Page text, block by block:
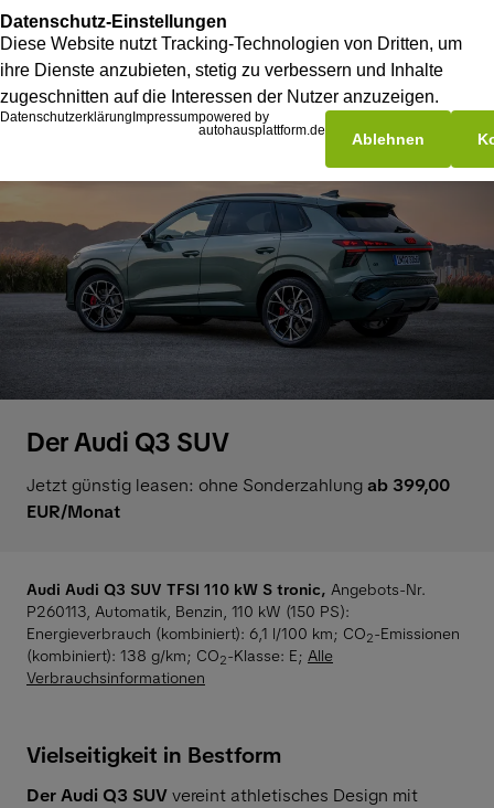
Der Audi Q3 SUV
Jetzt günstig leasen: ohne Sonderzahlungab 399,00
EUR/Monat
Audi Audi Q3 SUV TFSI 110 kW S tronic, Angebots-Nr.
P260113, Automatik, Benzin, 110 kW (150 PS):
Energieverbrauch (kombiniert): 6,1 l/100 km; CO2-Emissionen
(kombiniert): 138 g/km; CO2-Klasse: E; Alle
Verbrauchsinformationen
Vielseitigkeit in Bestform
Der Audi Q3 SUVvereint athletisches Design mit